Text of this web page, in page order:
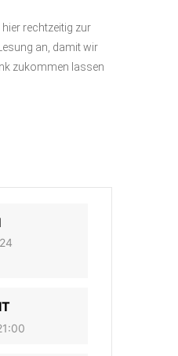
rechtzeitig zur
an, damit wir
zukommen lassen